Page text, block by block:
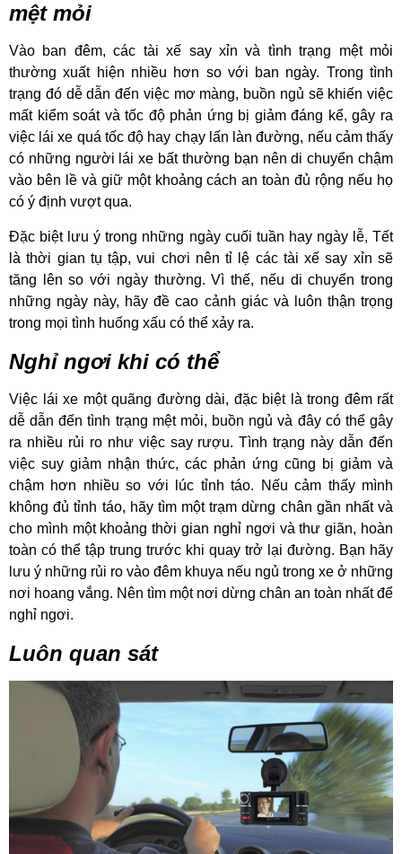
mệt mỏi
Vào ban đêm, các tài xế say xỉn và tình trạng mệt mỏi
thường xuất hiện nhiều hơn so với ban ngày. Trong tình
trạng đó dễ dẫn đến việc mơ màng, buồn ngủ sẽ khiến việc
mất kiểm soát và tốc độ phản ứng bị giảm đáng kể, gây ra
việc lái xe quá tốc độ hay chạy lấn làn đường, nếu cảm thấy
có những người lái xe bất thường bạn nên di chuyển chậm
vào bên lề và giữ một khoảng cách an toàn đủ rộng nếu họ
có ý định vượt qua.
Đặc biệt lưu ý trong những ngày cuối tuần hay ngày lễ, Tết
là thời gian tụ tập, vui chơi nên tỉ lệ các tài xế say xỉn sẽ
tăng lên so với ngày thường. Vì thế, nếu di chuyển trong
những ngày này, hãy đề cao cảnh giác và luôn thận trọng
trong mọi tình huống xấu có thể xảy ra.
Nghỉ ngơi khi có thể
Việc lái xe một quãng đường dài, đặc biệt là trong đêm rất
dễ dẫn đến tình trạng mệt mỏi, buồn ngủ và đây có thể gây
ra nhiều rủi ro như việc say rượu. Tình trạng này dẫn đến
việc suy giảm nhận thức, các phản ứng cũng bị giảm và
chậm hơn nhiều so với lúc tỉnh táo. Nếu cảm thấy mình
không đủ tỉnh táo, hãy tìm một trạm dừng chân gần nhất và
cho mình một khoảng thời gian nghỉ ngơi và thư giãn, hoàn
toàn có thể tập trung trước khi quay trở lại đường. Bạn hãy
lưu ý những rủi ro vào đêm khuya nếu ngủ trong xe ở những
nơi hoang vắng. Nên tìm một nơi dừng chân an toàn nhất để
nghỉ ngơi.
Luôn quan sát